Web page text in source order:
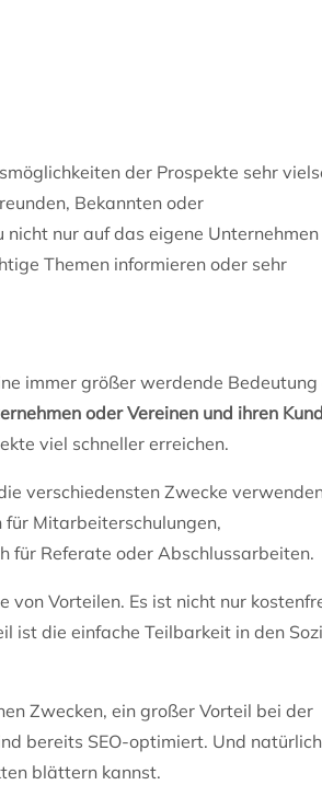
der Prospekte sehr
Bekannten oder
nur auf das eigene Unternehmen
Themen informieren oder sehr
immer größer werdende Bedeutung
oder Vereinen und ihren
viel schneller erreichen.
verschiedensten Zwecke
für Mitarbeiterschulungen,
für Referate oder Abschlussarbeiten.
von Vorteilen. Es ist nicht nur
ist die einfache Teilbarkeit in den
Zwecken, ein großer Vorteil bei der
bereits SEO-optimiert. Und natürlich
blättern kannst.